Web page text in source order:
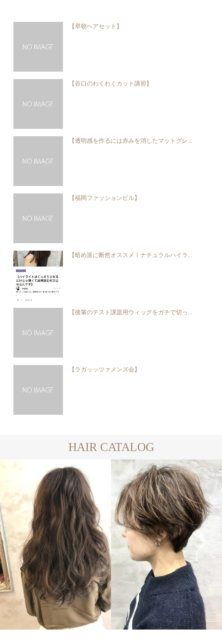
【早朝ヘアセット】
【谷口のわくわくカット講習】
【透明感を作るには赤みを消したマットグレ...
【福岡ファッションビル】
【暗め派に断然オススメ！ナチュラルハイラ...
【後輩のテスト課題用ウィッグをガチで切っ...
【ラガッッツァメンズ会】
HAIR CATALOG
LONG
SHORT